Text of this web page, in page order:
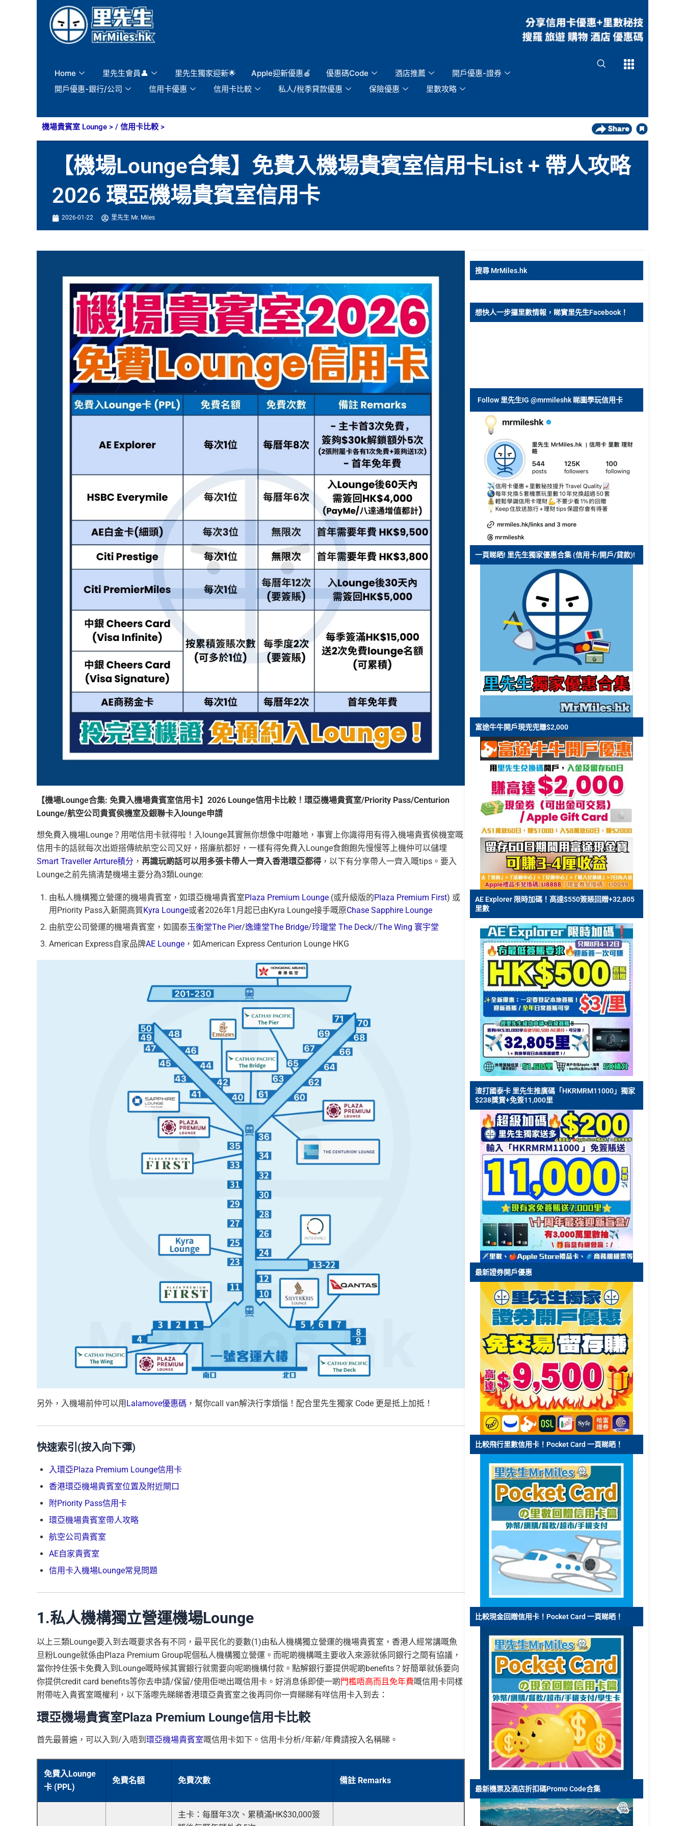
Home 里先生會員👤 里先生獨家迎新🌟 Apple迎新優惠🍎 優惠碼Code 酒店推薦
開戶優惠-證券
開戶優惠-銀行/公司
信用卡優惠 信用卡比較 私人/稅季貸款優惠 保險優惠 里數攻略
Open
機場貴賓室 Lounge > / 信用卡比較 >
【機場Lounge合集】免費入機場貴賓室信用卡List + 帶人攻略
2026 環亞機場貴賓室信用卡
2026-01-22 里先生 Mr. Miles
【機場Lounge合集: 免費入機場貴賓室信用卡】2026 Lounge信用卡比較！環亞機場貴賓室/Priority Pass/Centurion
Lounge/航空公司貴賓侯機室及銀聯卡入lounge申請
想免費入機場Lounge？用啱信用卡就得啦！入lounge其實無你想像中咁離地，事實上你識得用有得入機場貴賓侯機室嘅
信用卡的話就每次出遊搭傳統航空公司又好，搭廉航都好，一樣有得免費入Lounge食飽飽先慢慢等上機仲可以儲埋
Smart Traveller Arrture積分 ， 再識玩啲話可以用多張卡帶人一齊入香港環亞都得 ，以下有分享帶人一齊入嘅tips。要入
Lounge之前先搞清楚機場主要分為3類Lounge:
由私人機構獨立營運的機場貴賓室，如環亞機場貴賓室Plaza Premium Lounge (或升級版的Plaza Premium First) 或
用Priority Pass入新開高質Kyra Lounge或者2026年1月起已由Kyra Lounge接手嘅原Chase Sapphire Lounge
由航空公司營運的機場貴賓室，如國泰玉衡堂The Pier/逸連堂The Bridge/玲瓏堂 The Deck//The Wing 寰宇堂
American Express自家品牌AE Lounge ，如American Express Centurion Lounge HKG
另外，入機場前仲可以用 Lalamove優惠碼 ，幫你call van解決行李煩惱！配合里先生獨家 Code 更是抵上加抵！
快速索引(按入向下彈)
入環亞Plaza Premium Lounge信用卡
香港環亞機場貴賓室位置及附近閘口
附Priority Pass信用卡
環亞機場貴賓室帶人攻略
航空公司貴賓室
AE自家貴賓室
信用卡入機場Lounge常見問題
1.私人機構獨立營運機場Lounge
以上三類Lounge要入到去嘅要求各有不同，最平民化的要數(1)由私人機構獨立營運的機場貴賓室，香港人經常講嘅魚
旦粉Lounge就係由Plaza Premium Group呢個私人機構獨立營運。而呢啲機構嘅主要收入來源就係同銀行之間有協議，
當你拎住張卡免費入到Lounge嘅時候其實銀行就需要向呢啲機構付款。點解銀行要提供呢啲benefits？好簡單就係要向
你提供credit card benefits等你去申請/保留/使用佢哋出嘅信用卡。好消息係即使一啲門檻唔高而且免年費嘅信用卡同樣
附帶咗入貴賓室嘅權利，以下落嚟先睇睇香港環亞貴賓室之後再同你一齊睇睇有咩信用卡入到去：
環亞機場貴賓室Plaza Premium Lounge信用卡比較
首先最普遍，可以入到/入唔到 環亞機場貴賓室嘅信用卡如下。信用卡分析/年薪/年費請按入名稱睇。
免費入Lounge
卡 (PPL)
免費名額 免費次數 備註 Remarks
主卡：每曆年3次、累積滿HK$30,000簽
搜尋 MrMiles.hk
想快人一步攞里數情報，睇實里先生Facebook！
Follow 里先生IG @mrmileshk 睇圖學玩信用卡
一頁睇晒! 里先生獨家優惠合集 (信用卡/開戶/貸款)!
富途牛牛開戶現兜兜賺$2,000
AE Explorer 限時加碼！高達$550簽賬回贈+32,805
里數
渣打國泰卡 里先生推廣碼「HKRMRM11000」獨家
$238獎賞+免簽11,000里
最新證券開戶優惠
比較飛行里數信用卡！Pocket Card 一頁睇晒！
比較現金回贈信用卡！Pocket Card 一頁睇晒！
最新機票及酒店折扣碼Promo Code合集